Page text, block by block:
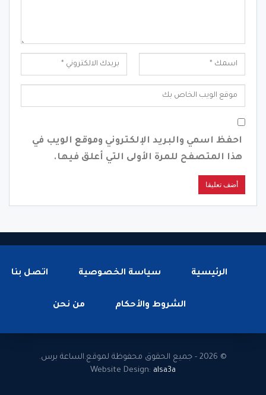
احفظ اسمي والبريد الإلكتروني وموقع الويب في
هذا المتصفح للمرة الأولى التي أعلق فيها.
الرئيسية سياسة الخصوصية اتصل بنا
الشروط والأحكام من نحن
© 2026 - جميع الحقوق محفوظة لموقع.الساعة برس.
Website Design: alsa3a